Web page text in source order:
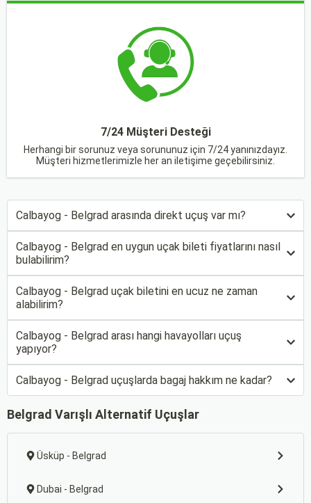
7/24 Müşteri Desteği
Herhangi bir sorunuz veya sorununuz için 7/24 yanınızdayız.
Müşteri hizmetlerimizle her an iletişime geçebilirsiniz.
Calbayog - Belgrad arasında direkt uçuş var mı?
Calbayog - Belgrad en uygun uçak bileti fiyatlarını nasıl
bulabilirim?
Calbayog - Belgrad uçak biletini en ucuz ne zaman
alabilirim?
Calbayog - Belgrad arası hangi havayolları uçuş
yapıyor?
Calbayog - Belgrad uçuşlarda bagaj hakkım ne kadar?
Belgrad Varışlı Alternatif Uçuşlar
Üsküp - Belgrad
Dubai - Belgrad